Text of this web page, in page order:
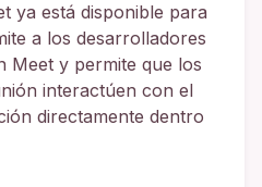
ya está disponible para
a los desarrolladores
Meet y permite que los
interactúen con el
directamente dentro